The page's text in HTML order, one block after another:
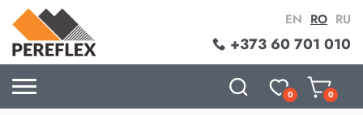
+373 60 701 010
EN RO RU
0 0